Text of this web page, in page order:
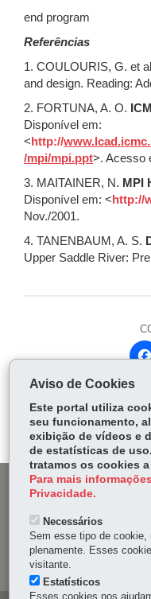
end program
Referências
1. COULOURIS, G. et
and design. Reading:
2. FORTUNA, A. O.
Disponível em:
< http://
/mpi/mpi.ppt>. Acesso
3. MAITAINER, N. MPI
Disponível em: < http://
Nov./2001.
4. TANENBAUM, A. S.
Upper Saddle River:
DENUNCIE
OUVIDORIA
Aviso de Cookies
Este portal utiliza
seu funcionamento,
exibição de vídeos e
de estatísticas de
tratamos os cookies
Para mais
Privacidade.
Necessários
Sem esse tipo de cookie,
plenamente. Esses
visitante.
Estatísticos
Esses cookies nos